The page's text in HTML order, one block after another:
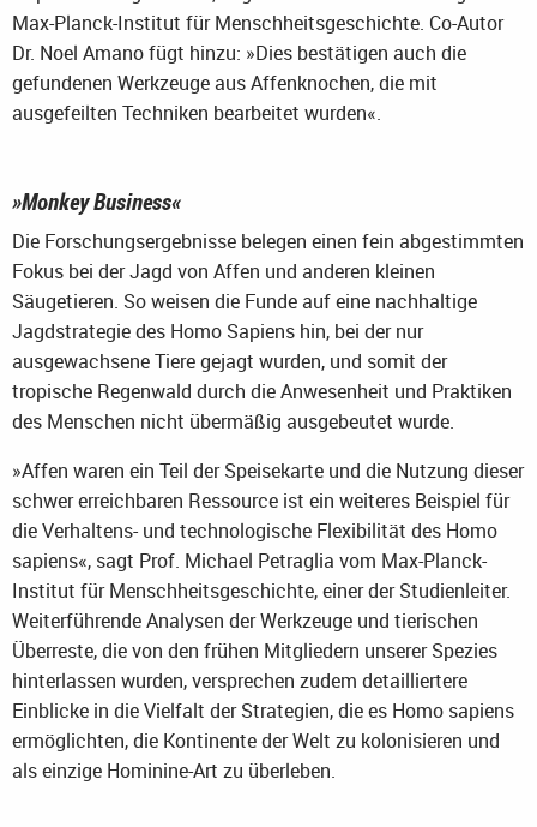
Max-Planck-Institut für Menschheitsgeschichte. Co-Autor
Dr. Noel Amano fügt hinzu: »Dies bestätigen auch die
gefundenen Werkzeuge aus Affenknochen, die mit
ausgefeilten Techniken bearbeitet wurden«.
»Monkey Business«
Die Forschungsergebnisse belegen einen fein abgestimmten
Fokus bei der Jagd von Affen und anderen kleinen
Säugetieren. So weisen die Funde auf eine nachhaltige
Jagdstrategie des Homo Sapiens hin, bei der nur
ausgewachsene Tiere gejagt wurden, und somit der
tropische Regenwald durch die Anwesenheit und Praktiken
des Menschen nicht übermäßig ausgebeutet wurde.
»Affen waren ein Teil der Speisekarte und die Nutzung dieser
schwer erreichbaren Ressource ist ein weiteres Beispiel für
die Verhaltens- und technologische Flexibilität des Homo
sapiens«, sagt Prof. Michael Petraglia vom Max-Planck-
Institut für Menschheitsgeschichte, einer der Studienleiter.
Weiterführende Analysen der Werkzeuge und tierischen
Überreste, die von den frühen Mitgliedern unserer Spezies
hinterlassen wurden, versprechen zudem detailliertere
Einblicke in die Vielfalt der Strategien, die es Homo sapiens
ermöglichten, die Kontinente der Welt zu kolonisieren und
als einzige Hominine-Art zu überleben.